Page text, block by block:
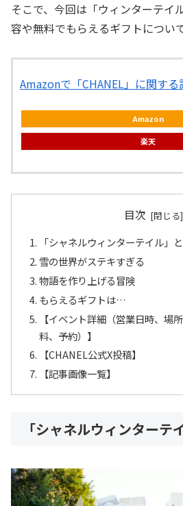
そこで、今回は「ウィンターテイ
容や無料でもらえるギフトについ
Amazonで「CHANEL」に関する
Amazon
楽天
目次
「シャネルウィンターテイル」
雪の世界がステキすぎる
物語を作り上げる冒険
もらえるギフトは…
【イベント詳細（営業日時、場
料、予約）】
【CHANEL公式X投稿】
【記事画像一覧】
「シャネルウィンターテ